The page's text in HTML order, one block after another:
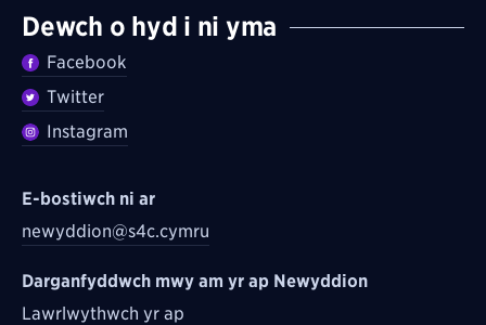
Dewch o hyd i ni yma
Facebook
Twitter
Instagram
E-bostiwch ni ar
newyddion@s4c.cymru
Darganfyddwch mwy am yr ap Newyddion
Lawrlwythwch yr ap